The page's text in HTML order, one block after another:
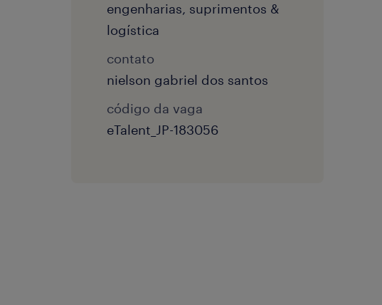
engenharias, suprimentos &
logística
contato
nielson gabriel dos santos
código da vaga
eTalent_JP-183056